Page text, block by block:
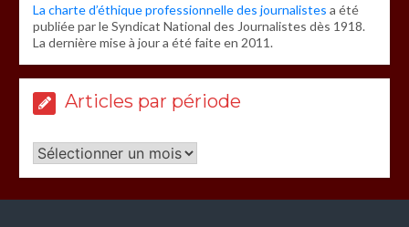
La charte d’éthique professionnelle des journalistes a été
publiée par le Syndicat National des Journalistes dès 1918.
La dernière mise à jour a été faite en 2011.
Articles par période
Articles
par
période